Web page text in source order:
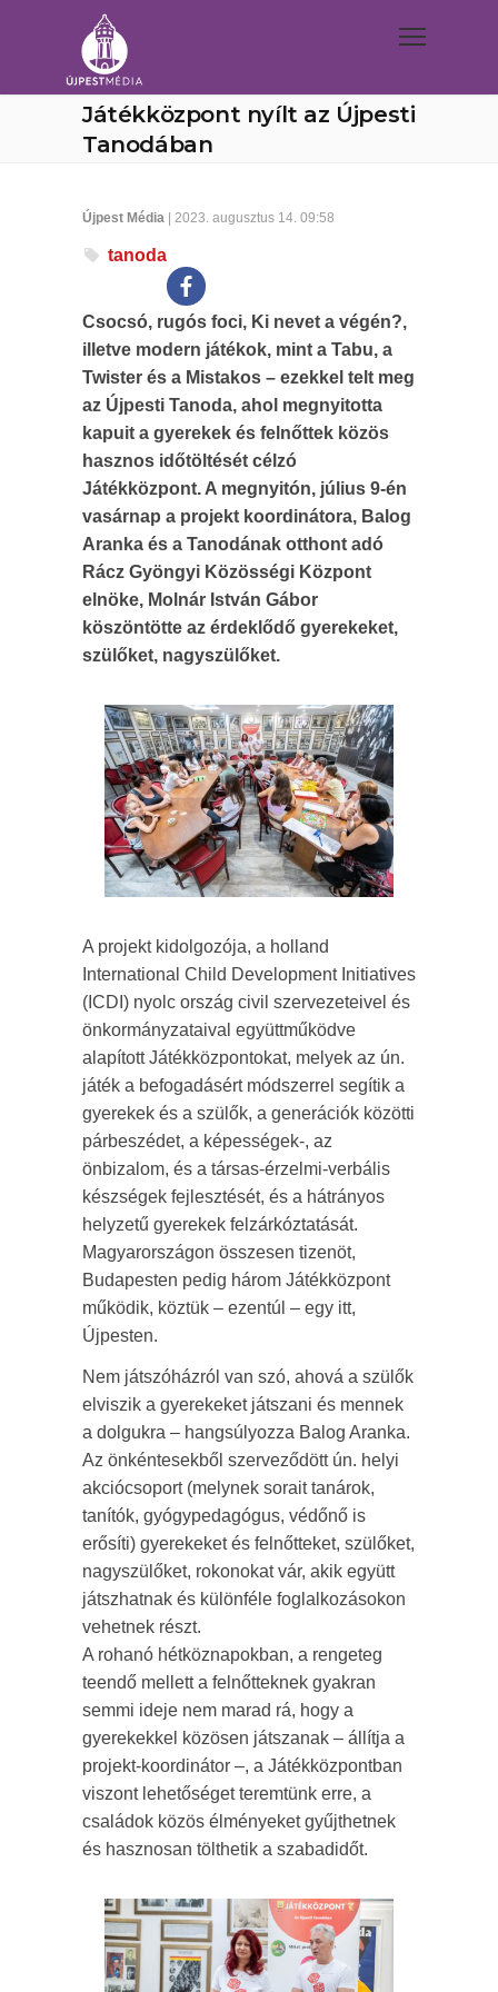
Játékközpont nyílt az Újpesti
Tanodában
Újpest Média | 2023. augusztus 14. 09:58
tanoda
Csocsó, rugós foci, Ki nevet a végén?,
illetve modern játékok, mint a Tabu, a
Twister és a Mistakos – ezekkel telt meg
az Újpesti Tanoda, ahol megnyitotta
kapuit a gyerekek és felnőttek közös
hasznos időtöltését célzó
Játékközpont. A megnyitón, július 9-én
vasárnap a projekt koordinátora, Balog
Aranka és a Tanodának otthont adó
Rácz Gyöngyi Közösségi Központ
elnöke, Molnár István Gábor
köszöntötte az érdeklődő gyerekeket,
szülőket, nagyszülőket.
A projekt kidolgozója, a holland
International Child De­ve­lopment Initiatives
(ICDI) nyolc ország civil szervezeteivel és
önkormányzataival együttműködve
alapított Játékközpontokat, melyek az ún.
játék a befogadásért módszerrel segítik a
gyerekek és a szülők, a generációk közötti
párbeszédet, a képességek-, az
önbizalom, és a társas-érzelmi-verbális
készségek fejlesztését, és a hátrányos
helyzetű gyerekek felzárkóztatását.
Magyarországon összesen tizenöt,
Budapesten pedig három Játékközpont
működik, köztük – ezentúl – egy itt,
Újpesten.
Nem játszóházról van szó, ahová a szülők
elviszik a gyerekeket játszani és mennek
a dolgukra – hangsúlyozza Balog Aranka.
Az önkéntesekből szerveződött ún. helyi
akciócsoport (melynek sorait tanárok,
tanítók, gyógypedagógus, védőnő is
erősíti) gyerekeket és felnőtteket, szülőket,
nagyszülőket, rokonokat vár, akik együtt
játszhatnak és különféle foglalkozásokon
vehetnek részt.
A rohanó hétköznapokban, a rengeteg
teendő mellett a felnőtteknek gyakran
semmi ideje nem marad rá, hogy a
gyerekekkel közösen játszanak – állítja a
projekt-koordinátor –, a Játékközpontban
viszont lehetőséget teremtünk erre, a
családok közös élményeket gyűjthetnek
és hasznosan tölthetik a szabadidőt.